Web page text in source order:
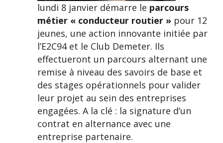
lundi 8 janvier démarre le parcours
métier « conducteur routier » pour 12
jeunes, une action innovante initiée par
l’E2C94 et le Club Demeter. Ils
effectueront un parcours alternant une
remise à niveau des savoirs de base et
des stages opérationnels pour valider
leur projet au sein des entreprises
engagées. A la clé : la signature d’un
contrat en alternance avec une
entreprise partenaire.